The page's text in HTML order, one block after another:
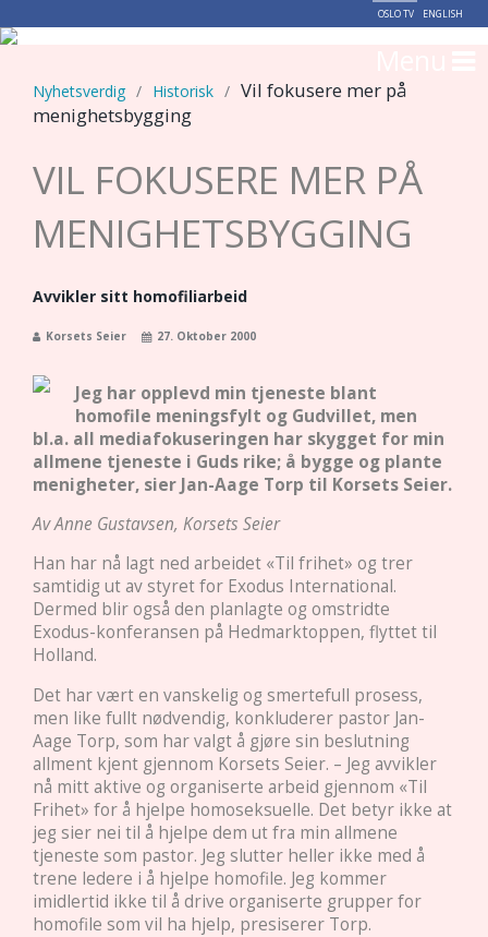
OSLO TV ENGLISH
Nyhetsverdig / Historisk / Vil fokusere mer på
menighetsbygging
VIL FOKUSERE MER PÅ
MENIGHETSBYGGING
Avvikler sitt homofiliarbeid
Korsets Seier 27. Oktober 2000
Jeg har opplevd min tjeneste blant
homofile meningsfylt og Gudvillet, men
bl.a. all mediafokuseringen har skygget for min
allmene tjeneste i Guds rike; å bygge og plante
menigheter, sier Jan-Aage Torp til Korsets Seier.
Av Anne Gustavsen, Korsets Seier
Han har nå lagt ned arbeidet «Til frihet» og trer
samtidig ut av styret for Exodus International.
Dermed blir også den planlagte og omstridte
Exodus-konferansen på Hedmarktoppen, flyttet til
Holland.
Det har vært en vanskelig og smertefull prosess,
men like fullt nødvendig, konkluderer pastor Jan-
Aage Torp, som har valgt å gjøre sin beslutning
allment kjent gjennom Korsets Seier. – Jeg avvikler
nå mitt aktive og organiserte arbeid gjennom «Til
Frihet» for å hjelpe homoseksuelle. Det betyr ikke at
jeg sier nei til å hjelpe dem ut fra min allmene
tjeneste som pastor. Jeg slutter heller ikke med å
trene ledere i å hjelpe homofile. Jeg kommer
imidlertid ikke til å drive organiserte grupper for
homofile som vil ha hjelp, presiserer Torp.